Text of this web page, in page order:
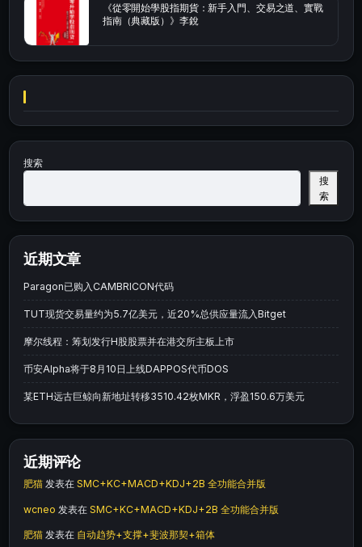
《從零開始學股指期貨：新手入門、交易之道、實戰
指南（典藏版）》李銳
搜索
搜
索
近期文章
Paragon已购入CAMBRICON代码
TUT现货交易量约为5.7亿美元，近20%总供应量流入Bitget
摩尔线程：筹划发行H股股票并在港交所主板上市
币安Alpha将于8月10日上线DAPPOS代币DOS
某ETH远古巨鲸向新地址转移3510.42枚MKR，浮盈150.6万美元
近期评论
肥猫 发表在 SMC+KC+MACD+KDJ+2B 全功能合并版
wcneo 发表在 SMC+KC+MACD+KDJ+2B 全功能合并版
肥猫 发表在 自动趋势+支撑+斐波那契+箱体